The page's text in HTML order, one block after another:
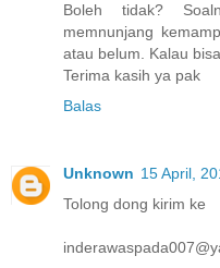
Boleh tidak?
memnunjang
atau belum. Kalau
Terima kasih ya pak
Balas
Unknown 15 April,
Tolong dong kirim ke